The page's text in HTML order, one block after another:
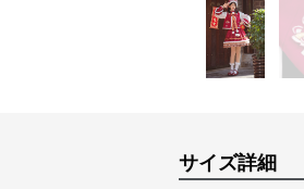
サイズ詳細